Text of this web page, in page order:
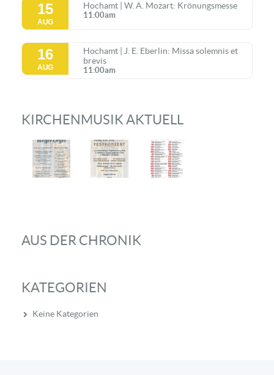
15
AUG
Hochamt | W. A. Mozart: Krönungsmesse
11:00am
16
AUG
Hochamt | J. E. Eberlin: Missa solemnis et
brevis
11:00am
KIRCHENMUSIK AKTUELL
AUS DER CHRONIK
KATEGORIEN
Keine Kategorien